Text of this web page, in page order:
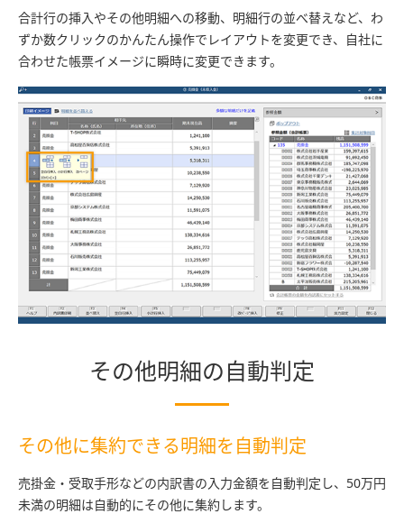
合計行の挿入やその他明細への移動、明細行の並べ替えなど、わ
ずか数クリックのかんたん操作でレイアウトを変更でき、自社に
合わせた帳票イメージに瞬時に変更できます。
その他明細の自動判定
その他に集約できる明細を自動判定
売掛金・受取手形などの内訳書の入力金額を自動判定し、50万円
未満の明細は自動的にその他に集約します。